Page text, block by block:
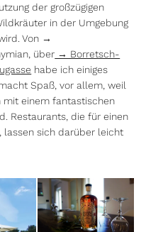
der großzügigen
in der Umgebung
Von →
über → Borretsch-
habe ich einiges
Spaß, vor allem, weil
mit einem fantastischen
Restaurants, die für einen
lassen sich darüber leicht